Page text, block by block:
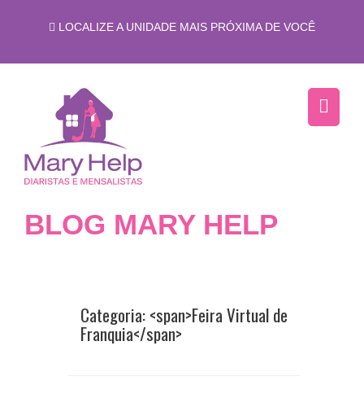
LOCALIZE A UNIDADE MAIS PRÓXIMA DE VOCÊ
BLOG MARY HELP
Categoria: <span>Feira Virtual de
Franquia</span>